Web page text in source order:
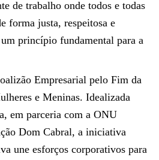
de trabalho onde todos e todas
forma justa, respeitosa e
princípio fundamental para a
Empresarial pelo Fim da
e Meninas. Idealizada
em parceria com a ONU
Dom Cabral, a iniciativa
une esforços corporativos para